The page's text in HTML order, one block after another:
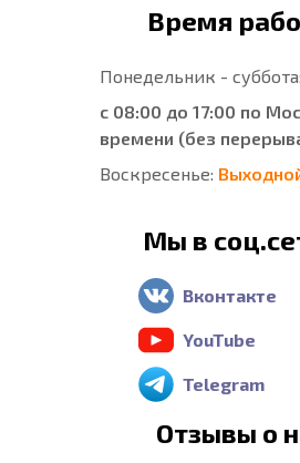
Время
Понедельник - суббота:
с 08:00 до 17:00 по
времени (без
Воскресенье:
Мы в
Вконтакте
YouTube
Telegram
Отзывы о